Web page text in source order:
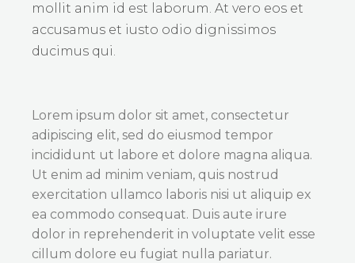
mollit anim id est laborum. At vero eos et
accusamus et iusto odio dignissimos
ducimus qui.
Lorem ipsum dolor sit amet, consectetur
adipiscing elit, sed do eiusmod tempor
incididunt ut labore et dolore magna aliqua.
Ut enim ad minim veniam, quis nostrud
exercitation ullamco laboris nisi ut aliquip ex
ea commodo consequat. Duis aute irure
dolor in reprehenderit in voluptate velit esse
cillum dolore eu fugiat nulla pariatur.